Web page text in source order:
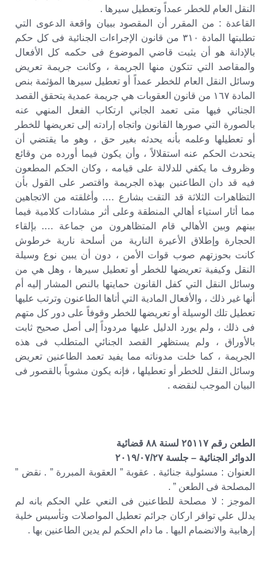
النقل العام للخطر عمداً وتعطيل سيرها .
القاعدة : من المقرر أن المقصود ببيان واقعة الدعوى التي
تطلبتها المادة ٣١٠ من قانون الإجراءات الجنائية فى كل حكم
بالإدانة هو أن يثبت قاضي الموضوع فى حكمه كل الأفعال
والمقاصد التي تتكون منها الجريمة ، وكانت جريمة تعريض
وسائل النقل العام للخطر عمداً أو تعطيل سيرها المؤثمة بنص
المادة ١٦٧ من قانون العقوبات هي جريمة عمدية يتحقق القصد
الجنائي فيها متى تعمد الجاني ارتكاب الفعل المنهي عنه
بالصورة التي صورها القانون واتجاه إرادته إلى تعريضها للخطر
أو تعطيلها وعلمه بأنه يحدثه بغير حق ، وهو ما يقتضي أن
يتحدث الحكم عنه استقلالاً ، وأن يكون فيما أورده من وقائع
وظروف ما يكفي للدلالة على قيامه ، وكان الحكم المطعون
فيه قد دان الطاعنين بهذه الجريمة واقتصر على القول بأن
التظاهرات الثلاثة قد التقت بشارع …. وأغلقته من الاتجاهين
مما أثار استياء أهالي المنطقة وعلى أثر مشادات كلامية فيما
بينهم وبين الأهالي قام المتظاهرون من جماعة …. بإلقاء
الحجارة وإطلاق الأعيرة النارية من أسلحة نارية خرطوش
كانت بحوزتهم صوب قوات الأمن ، دون أن يبين نوع وسيلة
النقل وكيفية تعريضها للخطر أو تعطيل سيرها ، وهل هي من
وسائل النقل التي كفل القانون حمايتها بالنص المشار إليه أم
أنها غير ذلك ، والأفعال المادية التي أتاها الطاعنون وترتب عليها
تعطيل تلك الوسيلة أو تعريضها للخطر وقوفاً على دور كل متهم
فى ذلك ، ولم يورد الدليل عليها مردوداً إلى أصل صحيح ثابت
بالأوراق ، ولم يستظهر القصد الجنائي المتطلب فى هذه
الجريمة ، كما خلت مدوناته مما يفيد تعمد الطاعنين تعريض
وسائل النقل للخطر أو تعطيلها ، فإنه يكون مشوباً بالقصور فى
البيان الموجب لنقضه .
الطعن رقم ٢٥١١٧ لسنة ٨٨ قضائية
الدوائر الجنائية – جلسة ٢٠١٩/٠٧/٢٧
العنوان : مسئولية جنائية . عقوبة ” العقوبة المبررة ” . نقض ”
المصلحة فى الطعن ” .
الموجز : لا مصلحة للطاعنين فى النعي علي الحكم بانه لم
يدلل علي توافر اركان جرائم تعطيل المواصلات وتأسيس خلية
إرهابية والانضمام اليها . ما دام الحكم لم يدين الطاعنين بها .